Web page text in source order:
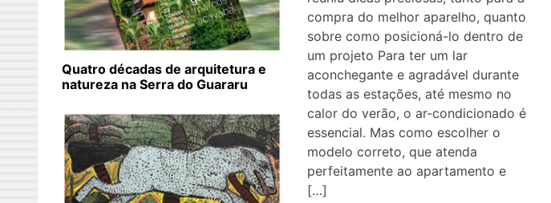
compra do melhor aparelho, quanto
sobre como posicioná-lo dentro de
um projeto Para ter um lar
aconchegante e agradável durante
todas as estações, até mesmo no
calor do verão, o ar-condicionado é
essencial. Mas como escolher o
modelo correto, que atenda
perfeitamente ao apartamento e
[…]
Quatro décadas de arquitetura e
natureza na Serra do Guararu